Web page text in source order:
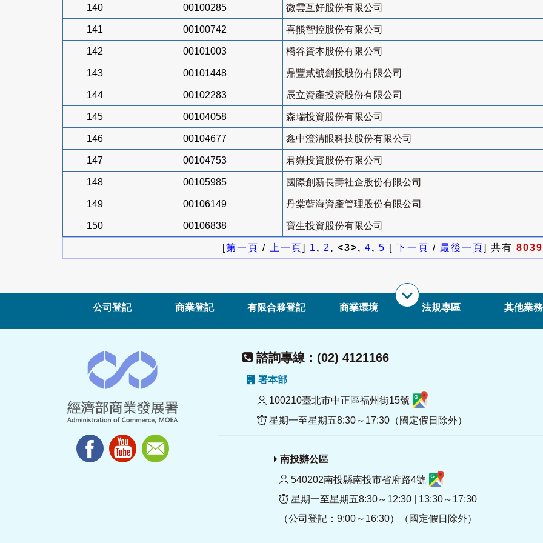
140 00100285 微雲互好股份有限公司
141 00100742 喜熊智控股份有限公司
142 00101003 橋谷資本股份有限公司
143 00101448 鼎豐貳號創投股份有限公司
144 00102283 辰立資產投資股份有限公司
145 00104058 森瑞投資股份有限公司
146 00104677 鑫中澄清眼科技股份有限公司
147 00104753 君嶽投資股份有限公司
148 00105985 國際創新長壽社企股份有限公司
149 00106149 丹棠藍海資產管理股份有限公司
150 00106838 寶生投資股份有限公司
[第一頁 / 上一頁] 1, 2, <3>, 4, 5 [ 下一頁 / 最後一頁] 共有 8039
公司登記 商業登記 有限合夥登記 商業環境 法規專區 其他業務
諮詢專線：(02) 4121166
署本部
100210臺北市中正區福州街15號
星期一至星期五8:30～17:30（國定假日除外）
南投辦公區
540202南投縣南投市省府路4號
星期一至星期五8:30～12:30 | 13:30～17:30
（公司登記：9:00～16:30）（國定假日除外）